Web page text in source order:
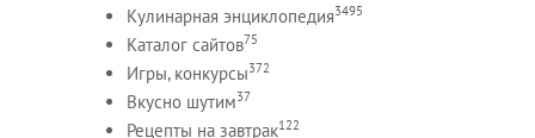
Кулинарная энциклопедия3495
Каталог сайтов75
Игры, конкурсы372
Вкусно шутим37
Рецепты на завтрак122